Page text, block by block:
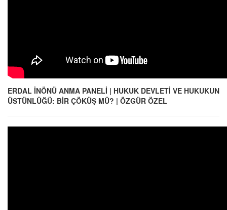
ERDAL İNÖNÜ ANMA PANELİ | HUKUK DEVLETİ VE HUKUKUN
ÜSTÜNLÜĞÜ: BİR ÇÖKÜŞ MÜ? | ÖZGÜR ÖZEL